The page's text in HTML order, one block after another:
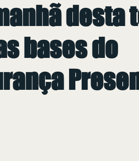
desta
bases do